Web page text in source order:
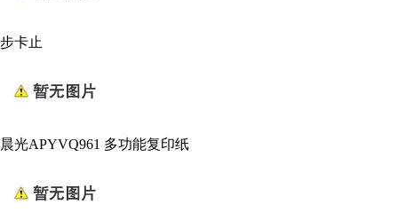
步卡止
晨光APYVQ961 多功能复印纸